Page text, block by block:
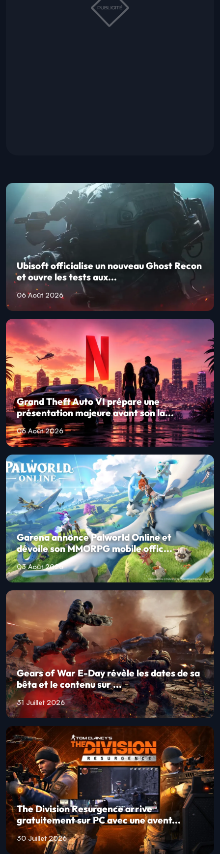
Ubisoft officialise un nouveau Ghost Recon
et ouvre les tests aux...
06 Août 2026
Grand Theft Auto VI prépare une
présentation majeure avant son la...
06 Août 2026
Garena annonce Palworld Online et
dévoile son MMORPG mobile offic...
03 Août 2026
Gears of War E-Day révèle les dates de sa
bêta et le contenu sur ...
31 Juillet 2026
The Division Resurgence arrive
gratuitement sur PC avec une avent...
30 Juillet 2026